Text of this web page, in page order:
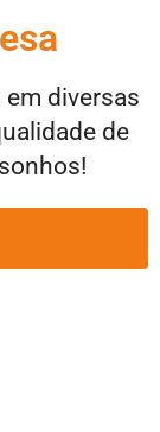
em diversas
de